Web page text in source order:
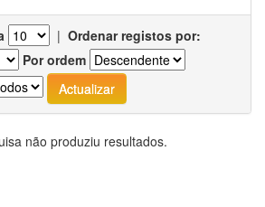
| Ordenar registos por:
Por ordem
não produziu resultados.